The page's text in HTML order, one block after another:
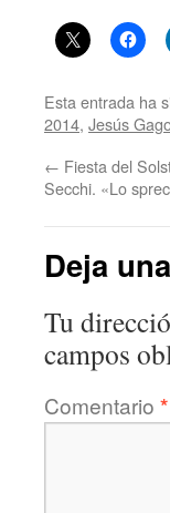
Esta entrada ha
2014, Jesús
← Fiesta del
Secchi. «Lo
Deja
Tu
campos
Comentario *